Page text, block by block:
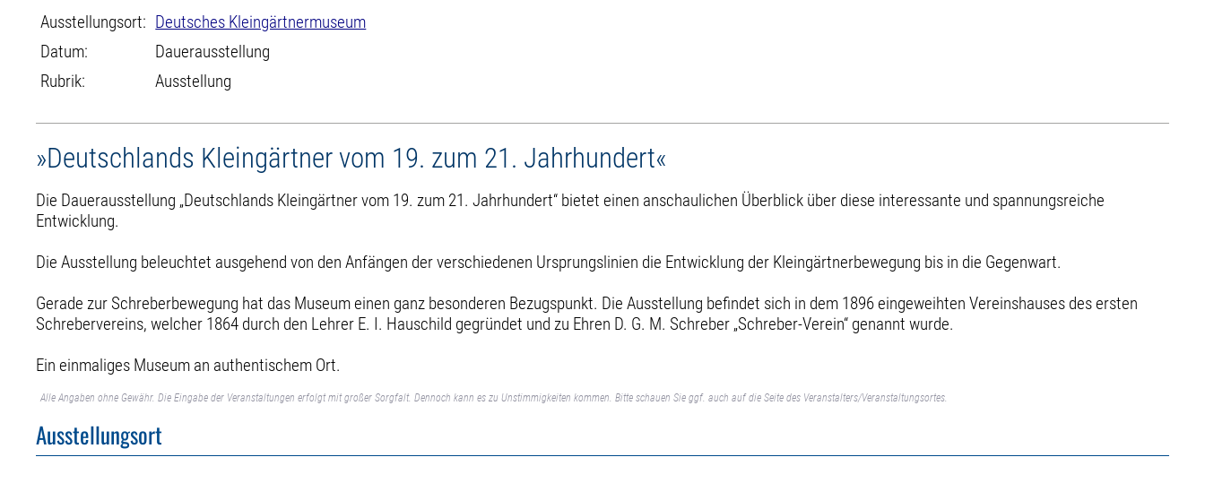
Ausstellungsort: Deutsches Kleingärtnermuseum
Datum:
Dauerausstellung
Rubrik:
Ausstellung
»Deutschlands Kleingärtner vom 19. zum 21. Jahrhundert«
Die Dauerausstellung „Deutschlands Kleingärtner vom 19. zum 21. Jahrhundert“ bietet einen anschaulichen Überblick über diese interessante und spannungsreiche
Entwicklung.
Die Ausstellung beleuchtet ausgehend von den Anfängen der verschiedenen Ursprungslinien die Entwicklung der Kleingärtnerbewegung bis in die Gegenwart.
Gerade zur Schreberbewegung hat das Museum einen ganz besonderen Bezugspunkt. Die Ausstellung befindet sich in dem 1896 eingeweihten Vereinshauses des ersten
Schrebervereins, welcher 1864 durch den Lehrer E. I. Hauschild gegründet und zu Ehren D. G. M. Schreber „Schreber-Verein“ genannt wurde.
Ein einmaliges Museum an authentischem Ort.
Alle Angaben ohne Gewähr. Die Eingabe der Veranstaltungen erfolgt mit großer Sorgfalt. Dennoch kann es zu Unstimmigkeiten kommen. Bitte schauen Sie ggf. auch auf die Seite des Veranstalters/Veranstaltungsortes.
Ausstellungsort